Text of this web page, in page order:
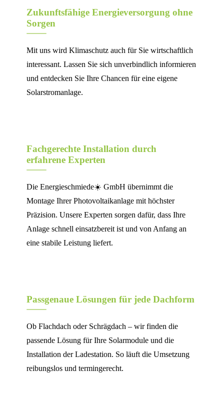
Zukunftsfähige Energieversorgung ohne
Sorgen
Mit uns wird Klimaschutz auch für Sie wirtschaftlich
interessant. Lassen Sie sich unverbindlich informieren
und entdecken Sie Ihre Chancen für eine eigene
Solarstromanlage.
Fachgerechte Installation durch
erfahrene Experten
Die Energieschmiede☀️ GmbH übernimmt die
Montage Ihrer Photovoltaikanlage mit höchster
Präzision. Unsere Experten sorgen dafür, dass Ihre
Anlage schnell einsatzbereit ist und von Anfang an
eine stabile Leistung liefert.
Passgenaue Lösungen für jede Dachform
Ob Flachdach oder Schrägdach – wir finden die
passende Lösung für Ihre Solarmodule und die
Installation der Ladestation. So läuft die Umsetzung
reibungslos und termingerecht.